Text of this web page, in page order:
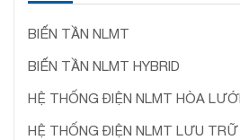
BIẾN TẦN NLMT
BIẾN TẦN NLMT HYBRID
HỆ THỐNG ĐIỆN NLMT HÒA LƯỚI
HỆ THỐNG ĐIỆN NLMT LƯU TRỮ